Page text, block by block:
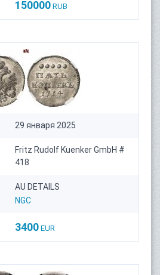
150000 RUB
29 января 2025
Fritz Rudolf Kuenker GmbH #
418
AU DETAILS
NGC
3400 EUR